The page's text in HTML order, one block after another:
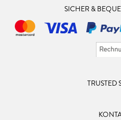
SICHER &
TRUSTED